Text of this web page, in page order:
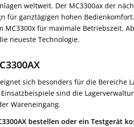
weltweit. Der MC3300ax der
für ganztägigen hohen
für maximale Betriebszeit.
neueste Technologie.
sich besonders für die Bereiche
sind die
Wareneingang.
bestellen oder ein Testgerät